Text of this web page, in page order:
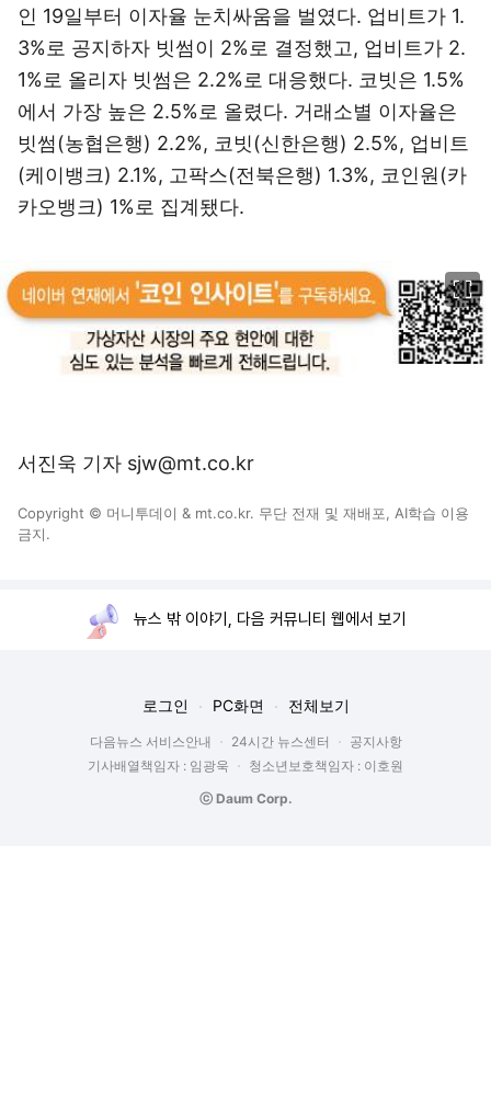
인 19일부터 이자율 눈치싸움을 벌였다. 업비트가 1.
3%로 공지하자 빗썸이 2%로 결정했고, 업비트가 2.
1%로 올리자 빗썸은 2.2%로 대응했다. 코빗은 1.5%
에서 가장 높은 2.5%로 올렸다. 거래소별 이자율은
빗썸(농협은행) 2.2%, 코빗(신한은행) 2.5%, 업비트
(케이뱅크) 2.1%, 고팍스(전북은행) 1.3%, 코인원(카
카오뱅크) 1%로 집계됐다.
서진욱 기자 sjw@mt.co.kr
Copyright © 머니투데이 & mt.co.kr. 무단 전재 및 재배포, AI학습 이용
금지.
뉴스 밖 이야기, 다음 커뮤니티 웹에서 보기
로그인 PC화면 전체보기
다음뉴스 서비스안내 24시간 뉴스센터
공지사항
기사배열책임자 : 임광욱
청소년보호책임자 : 이호원
ⓒ Daum Corp.